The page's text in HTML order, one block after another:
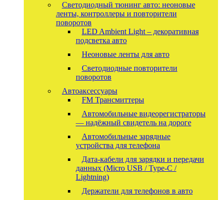
Светодиодный тюнинг авто: неоновые
ленты, контроллеры и повторители
поворотов
LED Ambient Light – декоративная
подсветка авто
Неоновые ленты для авто
Светодиодные повторители
поворотов
Автоаксессуары
FM Трансмиттеры
Автомобильные видеорегистраторы
— надёжный свидетель на дороге
Автомобильные зарядные
устройства для телефона
Дата-кабели для зарядки и передачи
данных (Micro USB / Type-C /
Lightning)
Держатели для телефонов в авто